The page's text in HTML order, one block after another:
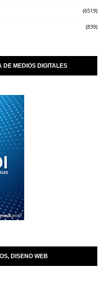
(6519)
(839)
MEDIOS DIGITALES
DISENO WEB